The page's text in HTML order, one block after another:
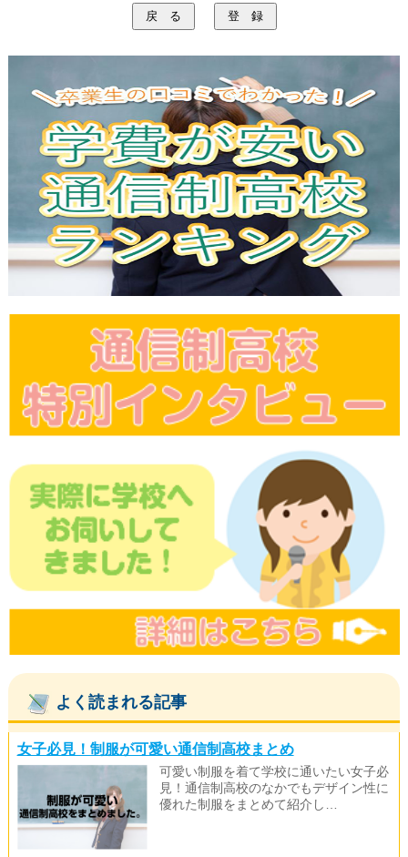
よく読まれる記事
女子必見！制服が可愛い通信制高校まとめ
可愛い制服を着て学校に通いたい女子必
見！通信制高校のなかでもデザイン性に
優れた制服をまとめて紹介し…